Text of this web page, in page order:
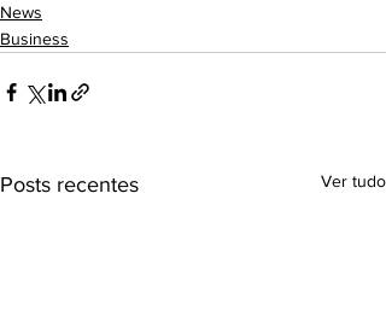
News
Business
Posts recentes Ver tudo